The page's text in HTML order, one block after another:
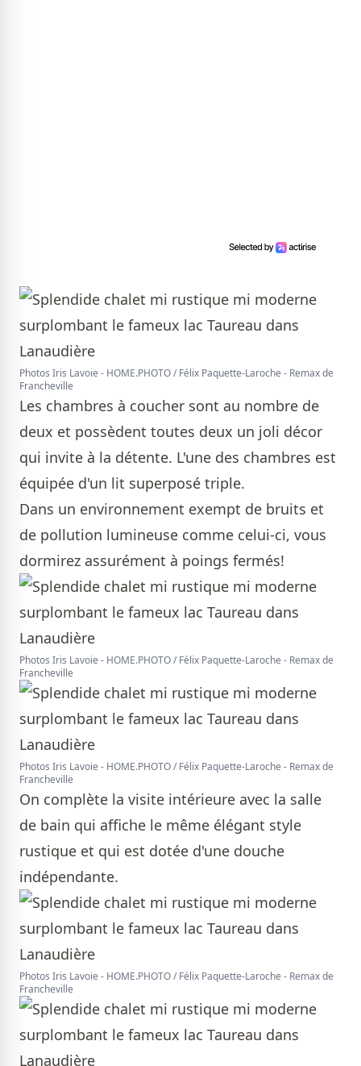
Photos Iris Lavoie - HOME.PHOTO / Félix Paquette-Laroche - Remax de
Francheville
Les chambres à coucher sont au nombre de
deux et possèdent toutes deux un joli décor
qui invite à la détente. L'une des chambres est
équipée d'un lit superposé triple.
Dans un environnement exempt de bruits et
de pollution lumineuse comme celui-ci, vous
dormirez assurément à poings fermés!
Photos Iris Lavoie - HOME.PHOTO / Félix Paquette-Laroche - Remax de
Francheville
Photos Iris Lavoie - HOME.PHOTO / Félix Paquette-Laroche - Remax de
Francheville
On complète la visite intérieure avec la salle
de bain qui affiche le même élégant style
rustique et qui est dotée d'une douche
indépendante.
Photos Iris Lavoie - HOME.PHOTO / Félix Paquette-Laroche - Remax de
Francheville